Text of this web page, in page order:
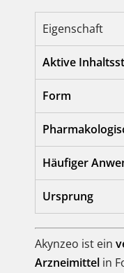
Eigenschaft
Aktive
Form
Häufiger
Ursprung
Akynzeo ist ein
Arzneimittel in